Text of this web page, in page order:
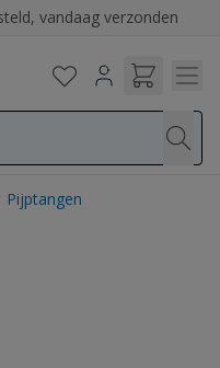
vandaag verzonden
Pijptangen